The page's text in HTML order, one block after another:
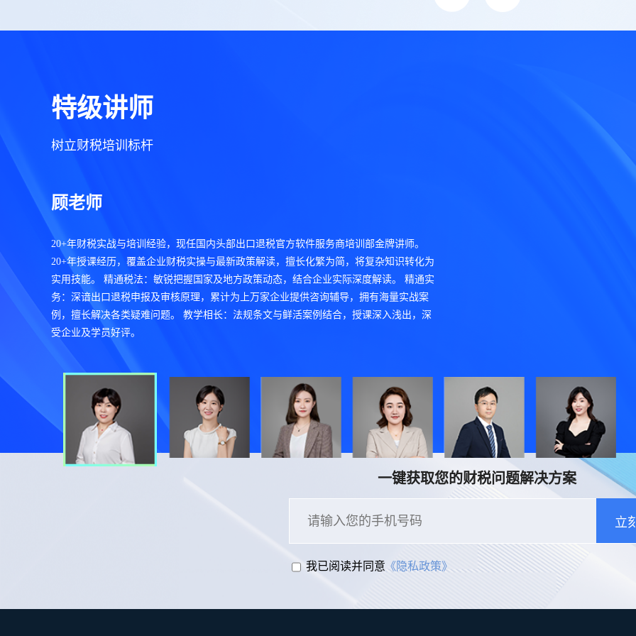
擎天全税通VIP会员企业将联系方式和E-mail邮箱地址告知擎天全税通，
现场培训服务
定期组织财税软件操作、业务政策讲解、财务账务处理等现场培训，擎天
特级讲师
树立财税培训标杆
顾老师
20+年财税实战与培训经验，现任国内头部出口退税官方软件服务商培训部金牌讲师。
20+年授课经历，覆盖企业财税实操与最新政策解读，擅长化繁为简，将复杂知识转化为
实用技能。 精通税法：敏锐把握国家及地方政策动态，结合企业实际深度解读。 精通实
务：深谙出口退税申报及审核原理，累计为上万家企业提供咨询辅导，拥有海量实战案
例，擅长解决各类疑难问题。 教学相长：法规条文与鲜活案例结合，授课深入浅出，深
受企业及学员好评。
一键获取您的财税问题解决方案
立
我已阅读并同意《隐私政策》